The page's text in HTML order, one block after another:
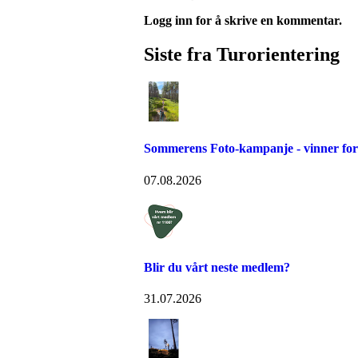
Logg inn for å skrive en kommentar.
Siste fra Turorientering
Sommerens Foto-kampanje - vinner
07.08.2026
Blir du vårt neste medlem?
31.07.2026